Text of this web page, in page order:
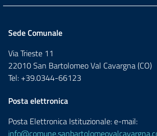
Sede Comunale
Via Trieste 11
22010 San Bartolomeo Val Cavargna (CO)
Tel: +39.0344-66123
Posta elettronica
Posta Elettronica Istituzionale: e-mail: